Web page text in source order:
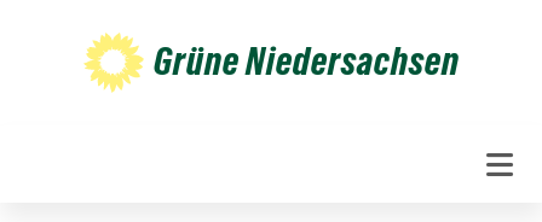
Grüne Niedersachsen